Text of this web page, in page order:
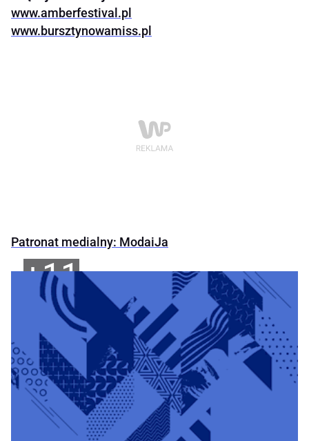
www.amberfestival.pl
www.bursztynowamiss.pl
Patronat medialny: ModaiJa
+11